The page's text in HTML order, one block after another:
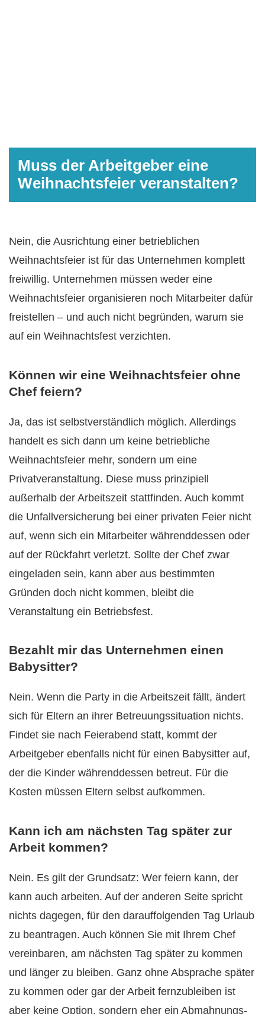
Muss der Arbeitgeber eine
Weihnachtsfeier veranstalten?
Nein, die Ausrichtung einer betrieblichen
Weihnachtsfeier ist für das Unternehmen komplett
freiwillig. Unternehmen müssen weder eine
Weihnachtsfeier organisieren noch Mitarbeiter dafür
freistellen – und auch nicht begründen, warum sie
auf ein Weihnachtsfest verzichten.
Können wir eine Weihnachtsfeier ohne
Chef feiern?
Ja, das ist selbstverständlich möglich. Allerdings
handelt es sich dann um keine betriebliche
Weihnachtsfeier mehr, sondern um eine
Privatveranstaltung. Diese muss prinzipiell
außerhalb der Arbeitszeit stattfinden. Auch kommt
die Unfallversicherung bei einer privaten Feier nicht
auf, wenn sich ein Mitarbeiter währenddessen oder
auf der Rückfahrt verletzt. Sollte der Chef zwar
eingeladen sein, kann aber aus bestimmten
Gründen doch nicht kommen, bleibt die
Veranstaltung ein Betriebsfest.
Bezahlt mir das Unternehmen einen
Babysitter?
Nein. Wenn die Party in die Arbeitszeit fällt, ändert
sich für Eltern an ihrer Betreuungssituation nichts.
Findet sie nach Feierabend statt, kommt der
Arbeitgeber ebenfalls nicht für einen Babysitter auf,
der die Kinder währenddessen betreut. Für die
Kosten müssen Eltern selbst aufkommen.
Kann ich am nächsten Tag später zur
Arbeit kommen?
Nein. Es gilt der Grundsatz: Wer feiern kann, der
kann auch arbeiten. Auf der anderen Seite spricht
nichts dagegen, für den darauffolgenden Tag Urlaub
zu beantragen. Auch können Sie mit Ihrem Chef
vereinbaren, am nächsten Tag später zu kommen
und länger zu bleiben. Ganz ohne Absprache später
zu kommen oder gar der Arbeit fernzubleiben ist
aber keine Option, sondern eher ein Abmahnungs-